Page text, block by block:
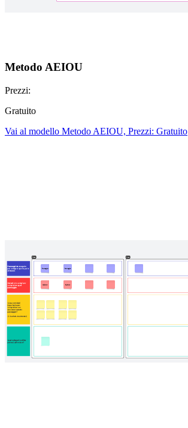
Metodo AEIOU
Prezzi:
Gratuito
Vai al modello Metodo AEIOU, Prezzi: Gratuito